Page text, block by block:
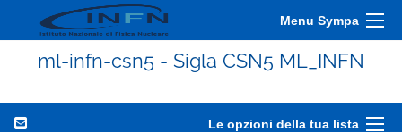
Menu Sympa
ml-infn-csn5 - Sigla CSN5 ML_INFN
Le opzioni della tua lista